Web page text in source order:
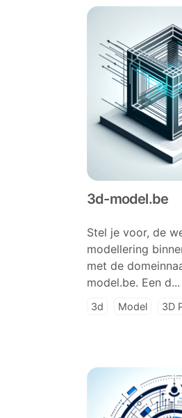
3d-model.be
Stel je voor, de
modellering
met de
model.be. Een d...
3d Model 3D